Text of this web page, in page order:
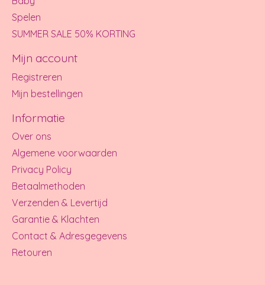
Spelen
SUMMER SALE 50% KORTING
Mijn account
Registreren
Mijn bestellingen
Informatie
Over ons
Algemene voorwaarden
Privacy Policy
Betaalmethoden
Verzenden & Levertijd
Garantie & Klachten
Contact & Adresgegevens
Retouren